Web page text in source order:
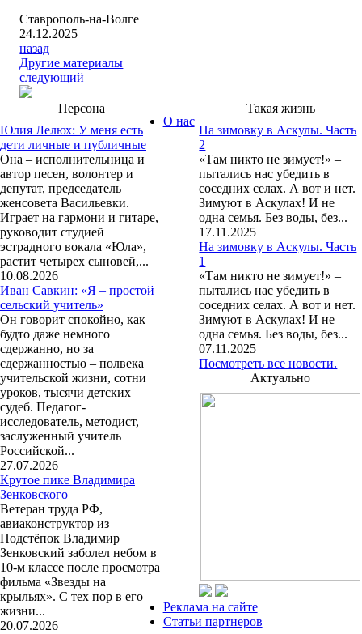
Ставрополь-на-Волге
24.12.2025
назад
Другие материалы
следующий
Персона
Юлия Лелюх: У меня есть
дети личные и публичные
Она – исполнительница и
автор песен, волонтер и
депутат, председатель
женсовета Васильевки.
Играет на гармони и гитаре,
руководит студией
эстрадного вокала «Юла»,
растит четырех сыновей,...
10.08.2026
Иван Савкин: «Я – простой
сельский учитель»
Он говорит спокойно, как
будто даже немного
сдержанно, но за
сдержанностью – полвека
учительской жизни, сотни
уроков, тысячи детских
судеб. Педагог-
исследователь, методист,
заслуженный учитель
Российской...
27.07.2026
Крутое пике Владимира
Зенковского
Ветеран труда РФ,
авиаконструктор из
Подстёпок Владимир
Зенковский заболел небом в
10-м классе после просмотра
фильма «Звезды на
крыльях». С тех пор в его
жизни...
20.07.2026
Такая жизнь
На зимовку в Аскулы. Часть
2
«Там никто не зимует!» –
пытались нас убедить в
соседних селах. А вот и нет.
Зимуют в Аскулах! И не
одна семья. Без воды, без...
17.11.2025
На зимовку в Аскулы. Часть
1
«Там никто не зимует!» –
пытались нас убедить в
соседних селах. А вот и нет.
Зимуют в Аскулах! И не
одна семья. Без воды, без...
07.11.2025
Посмотреть все новости.
Актуально
О нас
Реклама на сайте
Статьи партнеров